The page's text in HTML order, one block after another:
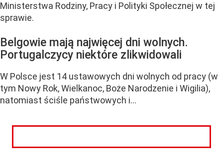
Ministerstwa Rodziny, Pracy i Polityki Społecznej w tej
sprawie.
Belgowie mają najwięcej dni wolnych.
Portugalczycy niektóre zlikwidowali
W Polsce jest 14 ustawowych dni wolnych od pracy (w
tym Nowy Rok, Wielkanoc, Boże Narodzenie i Wigilia),
natomiast ściśle państwowych i...